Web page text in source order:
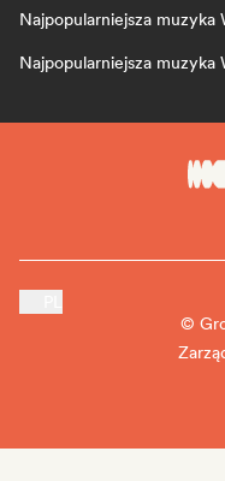
Najpopularniejsza muzyka
Najpopularniejsza muzyka
©